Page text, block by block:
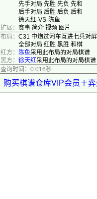
先手对局 先胜 先负 先和
后手对局 后胜 后负 后和
徐天红-VS-陈鱼
扩展： 赛事 简介 视频 图片
布局： C31 中炮过河车互进七兵对
全部对局 红胜 黑胜 和棋
红方：
陈鱼采用此布局的对局棋谱
黑方： 徐天红采用此布局的对局棋谱
查询时间：0.016秒
购买棋谱仓库VIP会员＋